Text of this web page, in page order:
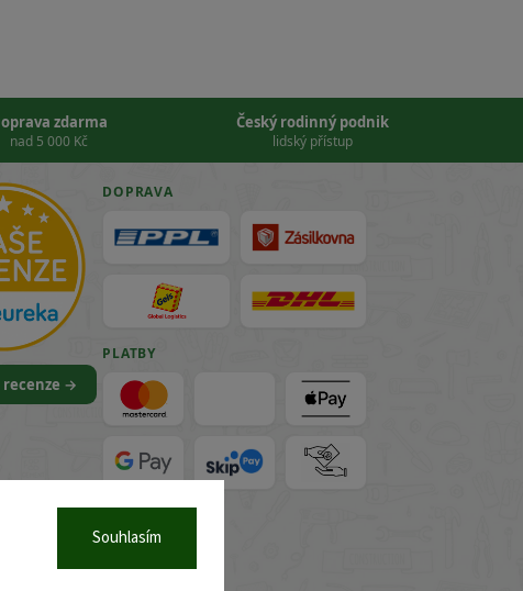
Souhlasím
zdarma
nad 5 000 Kč
Český rodinný podnik
lidský přístup
→
DOPRAVA
PLATBY